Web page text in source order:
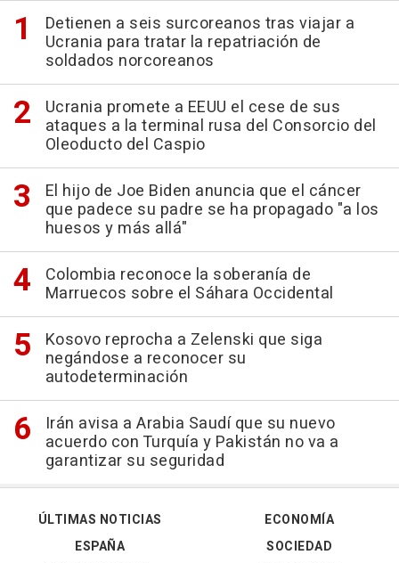
Detienen a seis surcoreanos tras viajar a
Ucrania para tratar la repatriación de
soldados norcoreanos
Ucrania promete a EEUU el cese de sus
ataques a la terminal rusa del Consorcio del
Oleoducto del Caspio
El hijo de Joe Biden anuncia que el cáncer
que padece su padre se ha propagado "a los
huesos y más allá"
Colombia reconoce la soberanía de
Marruecos sobre el Sáhara Occidental
Kosovo reprocha a Zelenski que siga
negándose a reconocer su
autodeterminación
Irán avisa a Arabia Saudí que su nuevo
acuerdo con Turquía y Pakistán no va a
garantizar su seguridad
ÚLTIMAS NOTICIAS
ESPAÑA
ECONOMÍA
SOCIEDAD